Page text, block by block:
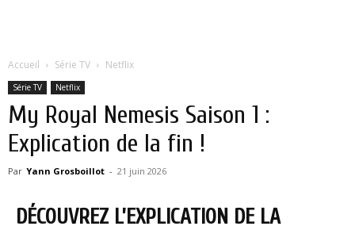
Accueil Série TV Netflix
Série TV Netflix
My Royal Nemesis Saison 1 :
Explication de la fin !
Par Yann Grosboillot - 21 juin 2026
DÉCOUVREZ L’EXPLICATION DE LA